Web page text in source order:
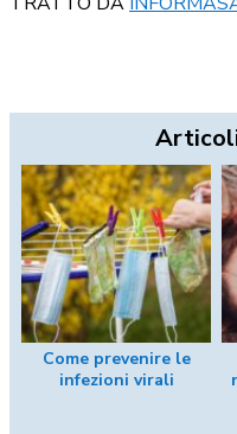
Come prevenire le
infezioni virali